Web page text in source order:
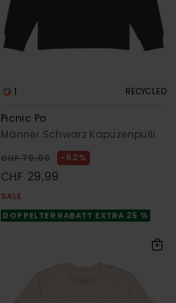
1 RECYCLED
Picnic Po
Männer Schwarz Kapuzenpulli
CHF 79,00 62%
CHF 29,99
SALE
DOPPELTER RABATT EXTRA 25 %